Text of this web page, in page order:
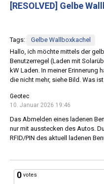
[RESOLVED] Gelbe
Tags:
Gelbe Wallboxkachel
Hallo, ich möchte mittels der
Benutzerregel (Laden mit
kW Laden. In meiner Erinnerung
die nicht mehr, siehe Bild. Was
Geotec
10. Januar 2026 19:46
Das Abmelden eines ladenen
nur mit ausstecken des Autos.
RFID/PIN des aktuell ladenen
0 votes